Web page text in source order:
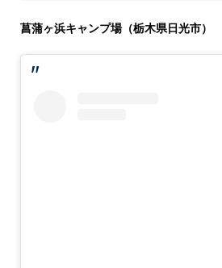
菖蒲ヶ浜キャンプ場（栃木県日光市）